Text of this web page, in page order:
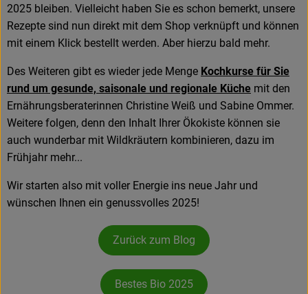
2025 bleiben. Vielleicht haben Sie es schon bemerkt, unsere
Rezepte sind nun direkt mit dem Shop verknüpft und können
mit einem Klick bestellt werden. Aber hierzu bald mehr.
Des Weiteren gibt es wieder jede Menge Kochkurse für Sie
rund um gesunde, saisonale und regionale Küche mit den
Ernährungsberaterinnen Christine Weiß und Sabine Ommer.
Weitere folgen, denn den Inhalt Ihrer Ökokiste können sie
auch wunderbar mit Wildkräutern kombinieren, dazu im
Frühjahr mehr...
Wir starten also mit voller Energie ins neue Jahr und
wünschen Ihnen ein genussvolles 2025!
Zurück zum Blog
Bestes Bio 2025